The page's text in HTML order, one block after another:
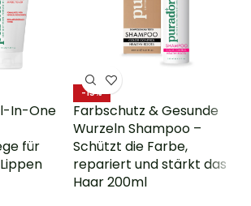
In-One
für
-15%
Farbschutz & Gesunde
Wurzeln Shampoo –
Schützt die Farbe,
repariert und stärkt das
Haar 200ml